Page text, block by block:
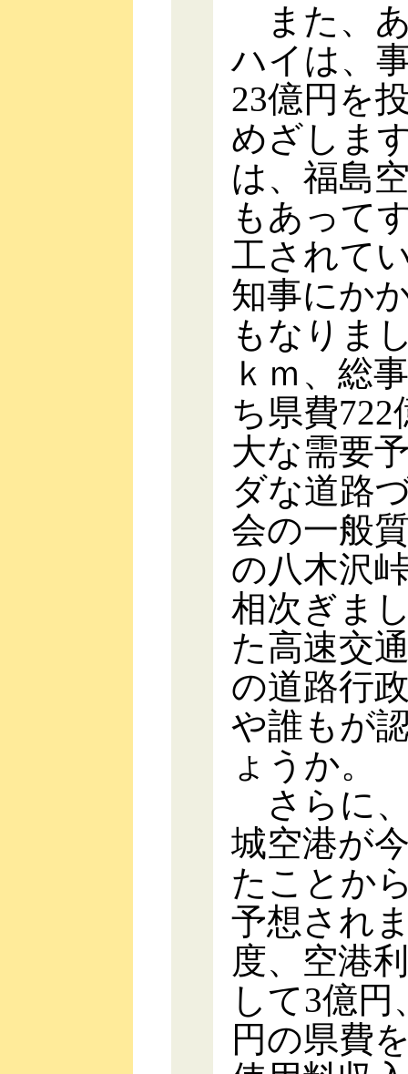
また、
ハイは、
23億円を
めざしま
は、福島
もあって
工されて
知事にか
もなりま
ｋｍ、総
ち県費
大な需要
ダな道路
会の一般
の八木沢
相次ぎま
た高速交
の道路行
や誰もが
ょうか。
さらに
城空港が
たことか
予想され
度、空港
して3億
円の県費